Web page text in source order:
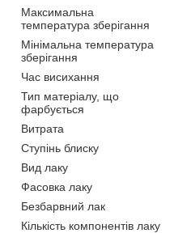
Максимальна
температура зберігання
Мінімальна температура
зберігання
Час висихання
Тип матеріалу, що
фарбується
Витрата
Ступінь блиску
Вид лаку
Фасовка лаку
Безбарвний лак
Кількість компонентів лаку